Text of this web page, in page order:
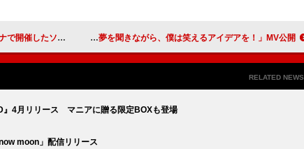
ライブを映像作品化 あいみょんが“都内を走り回る”、「君の夢を聞きながら、僕は笑えるアイデアを！」MV公開
RELATED NEWS
』4月リリース マニアに贈る限定BOXも登場
moon」配信リリース